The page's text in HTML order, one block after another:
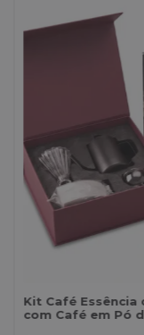
Kit Café Essência
com Café em Pó